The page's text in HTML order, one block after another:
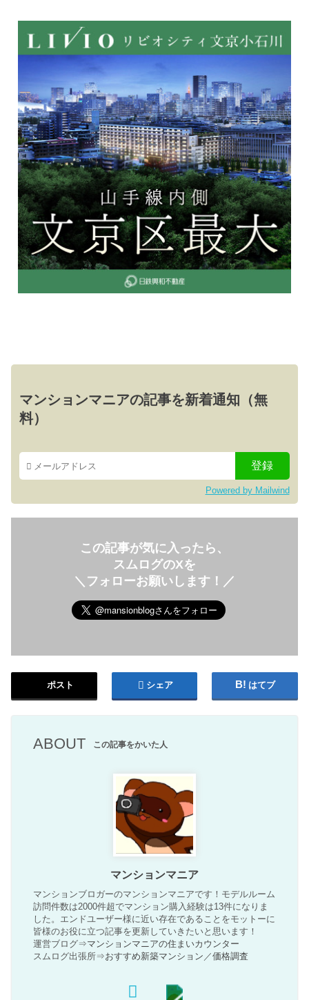
マンションマニアの記事を新着通知（無
料）
Powered by Mailwind
この記事が気に入ったら、
スムログのXを
＼フォローお願いします！／
ポスト シェア はてブ
ABOUT この記事をかいた人
マンションマニア
マンションブロガーのマンションマニアです！モデルルーム
訪問件数は2000件超でマンション購入経験は13件になりま
した。エンドユーザー様に近い存在であることをモットーに
皆様のお役に立つ記事を更新していきたいと思います！
運営ブログ⇒マンションマニアの住まいカウンター
スムログ出張所⇒おすすめ新築マンション ／価格調査